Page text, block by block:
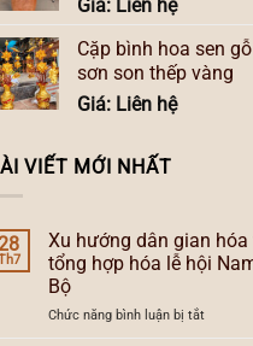
Giá: Liên hệ
Cặp bình hoa sen gỗ
sơn son thếp vàng
Giá: Liên hệ
VIẾT MỚI NHẤT
Xu hướng dân gian hóa
tổng hợp hóa lễ hội
Bộ
Chức năng bình luận bị tắtở
Xu